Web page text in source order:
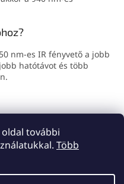
oldal további
Több
nm-es IR fényvető a jobb
hatótávot és több
CIKK